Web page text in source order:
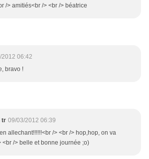
/> amitiés<br /> <br /> béatrice
2012 06:42
bravo !
tr 09/03/2012 06:39
allechant!!!!!!<br /> <br /> hop,hop, on va
<br /> belle et bonne journée ;o)